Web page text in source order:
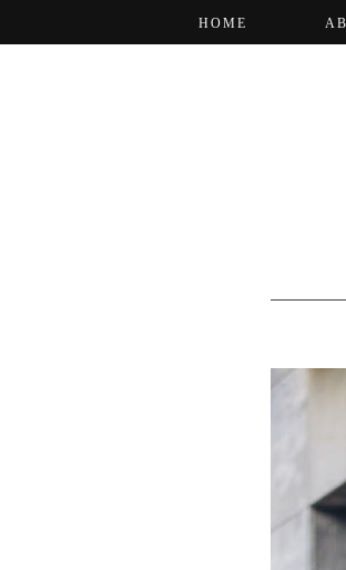
HOME